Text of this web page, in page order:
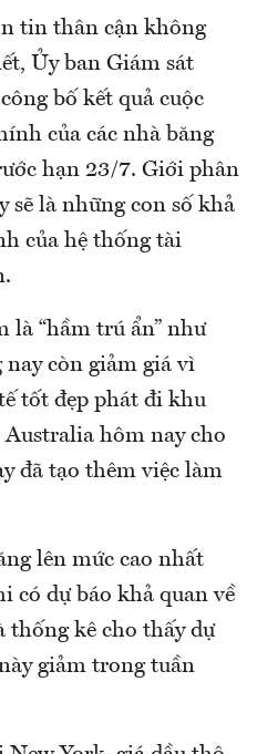
tin thân cận không
Ủy ban Giám sát
bố kết quả cuộc
của các nhà băng
hạn 23/7. Giới phân
sẽ là những con số khả
của hệ thống tài
là “hầm trú ẩn” như
nay còn giảm giá vì
tốt đẹp phát đi khu
hôm nay cho
đã tạo thêm việc làm
lên mức cao nhất
có dự báo khả quan về
thống kê cho thấy dự
giảm trong tuần